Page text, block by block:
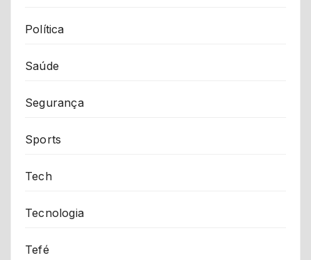
Política
Saúde
Segurança
Sports
Tech
Tecnologia
Tefé